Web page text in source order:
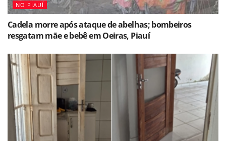
NO PIAUÍ
Cadela morre após ataque de abelhas; bombeiros
resgatam mãe e bebê em Oeiras, Piauí